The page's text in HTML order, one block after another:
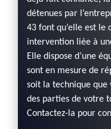
détenues par
43 font qu’elle est
intervention liée à
Elle dispose d’une
sont en mesure de
soit la technique que
des parties de votre
Contactez-la pour